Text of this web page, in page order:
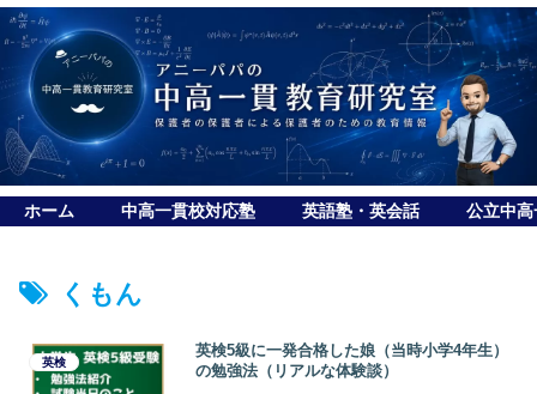
ホーム 中高一貫校対応塾 英語塾・英会話 公立中
くもん
英検
英検5級に一発合格した娘（当時小学4年生）
の勉強法（リアルな体験談）